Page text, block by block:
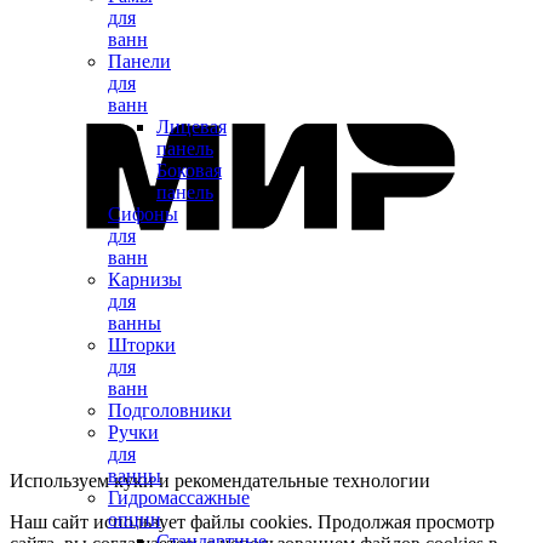
для
ванн
Панели
для
ванн
Лицевая
панель
Боковая
панель
Сифоны
для
ванн
Карнизы
для
ванны
Шторки
для
ванн
Подголовники
Ручки
для
ванны
Гидромассажные
опции
Используем куки и рекомендательные технологии
Наш сайт использует файлы cookies. Продолжая просмотр